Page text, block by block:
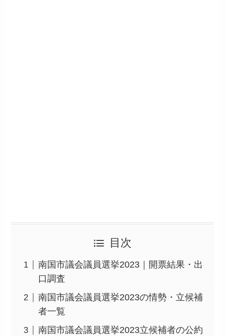
目次
南国市議会議員選挙2023｜開票結果・出
口調査
南国市議会議員選挙2023の情勢・立候補
者一覧
南国市議会議員選挙2023立候補者の公約